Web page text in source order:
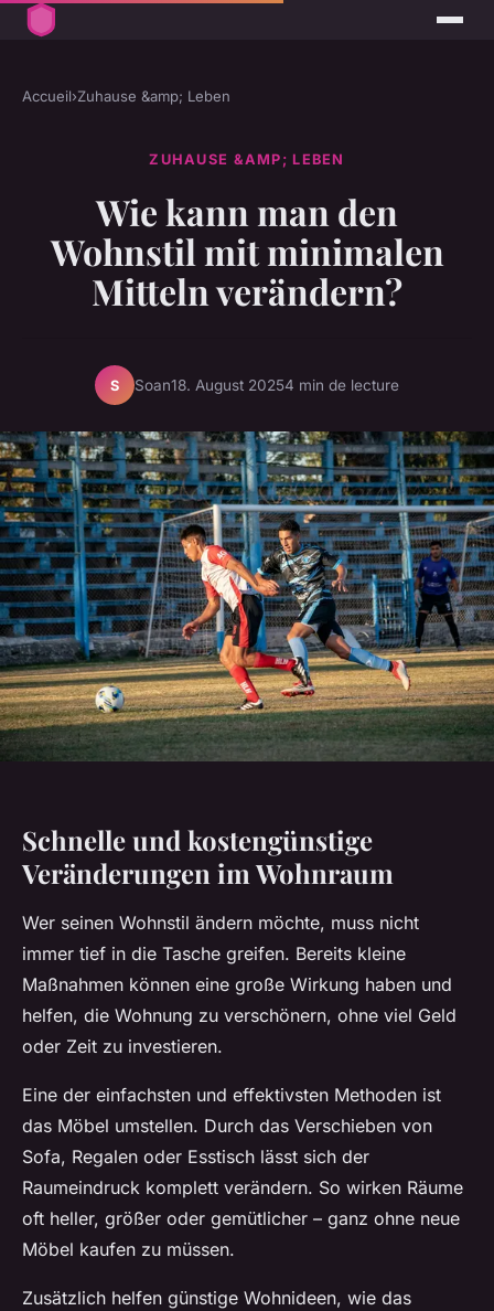
Accueil›Zuhause &amp; Leben
ZUHAUSE &AMP; LEBEN
Wie kann man den
Wohnstil mit minimalen
Mitteln verändern?
S Soan18. August 20254 min de lecture
Schnelle und kostengünstige
Veränderungen im Wohnraum
Wer seinen Wohnstil ändern möchte, muss nicht
immer tief in die Tasche greifen. Bereits kleine
Maßnahmen können eine große Wirkung haben und
helfen, die Wohnung zu verschönern, ohne viel Geld
oder Zeit zu investieren.
Eine der einfachsten und effektivsten Methoden ist
das Möbel umstellen. Durch das Verschieben von
Sofa, Regalen oder Esstisch lässt sich der
Raumeindruck komplett verändern. So wirken Räume
oft heller, größer oder gemütlicher – ganz ohne neue
Möbel kaufen zu müssen.
Zusätzlich helfen günstige Wohnideen, wie das